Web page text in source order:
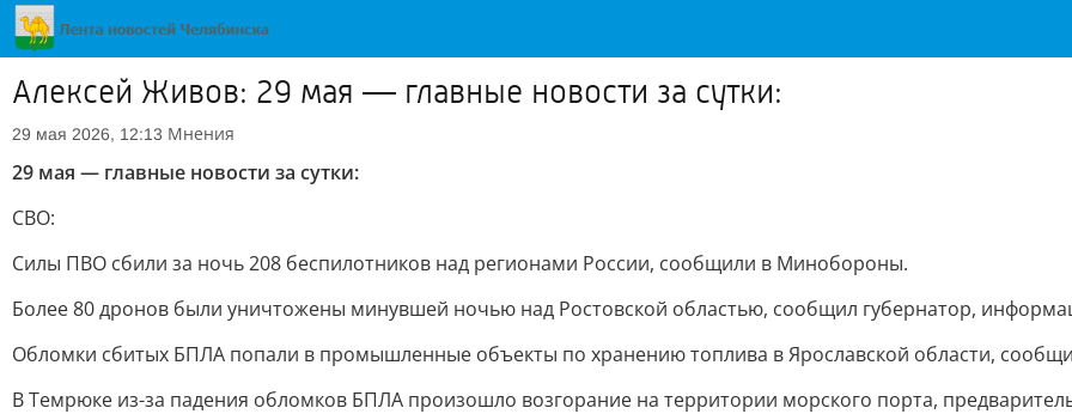
Алексей Живов: 29 мая — главные новости за сутки:
29 мая 2026, 12:13 Мнения
29 мая — главные новости за сутки:
СВО:
Силы ПВО сбили за ночь 208 беспилотников над регионами России, сообщили в Минобороны.
Более 80 дронов были уничтожены минувшей ночью над Ростовской областью, сообщил губернатор,
Обломки сбитых БПЛА попали в промышленные объекты по хранению топлива в Ярославской области,
В Темрюке из-за падения обломков БПЛА произошло возгорание на территории морского порта,